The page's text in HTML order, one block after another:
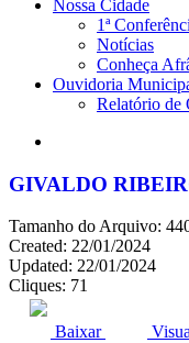
Nossa Cidade
1ª
Notícias
Conheça
Ouvidoria
Relatório de
GIVALDO
Tamanho do Arquivo:
Created: 22/01/2024
Updated: 22/01/2024
Cliques: 71
Baixar